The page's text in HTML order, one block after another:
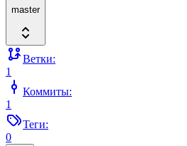
master
Ветки:
1
Коммиты:
1
Теги:
0